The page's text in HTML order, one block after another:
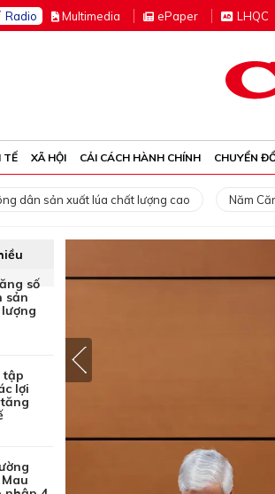
Radio Multimedia ePaper LHQC
TẾ XÃ HỘI CẢI CÁCH HÀNH CHÍNH CHUYỂN
dân sản xuất lúa chất lượng cao Năm
số
sản
tập
lợi
tỉnh Cà